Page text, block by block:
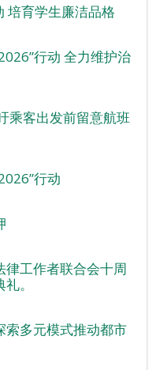
培育学生廉洁品格
行动 全力维护治
乘客出发前留意航班
行动
律工作者联合会十周
。
索多元模式推动都市